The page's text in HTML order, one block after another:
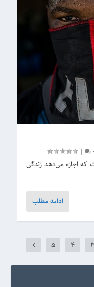
0
|
که اجازه می‌دهد زندگی
ادامه مطلب
3
4
5